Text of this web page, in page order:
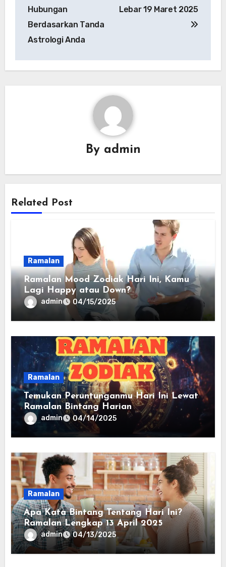
Hubungan
Berdasarkan Tanda
Astrologi Anda
Lebar 19 Maret 2025
By admin
Related Post
Ramalan
Ramalan Mood Zodiak Hari Ini, Kamu
Lagi Happy atau Down?
admin 04/15/2025
Ramalan
Temukan Peruntunganmu Hari Ini Lewat
Ramalan Bintang Harian
admin 04/14/2025
Ramalan
Apa Kata Bintang Tentang Hari Ini?
Ramalan Lengkap 13 April 2025
admin 04/13/2025